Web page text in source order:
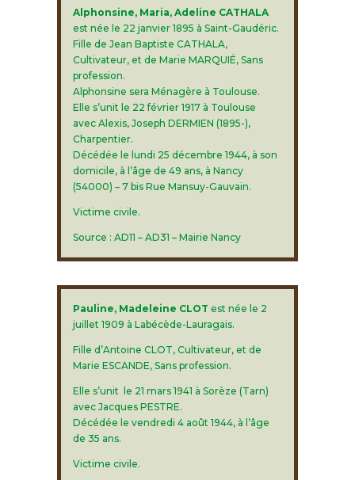
Alphonsine, Maria, Adeline CATHALA
est née le 22 janvier 1895 à Saint-Gaudéric.
Fille de Jean Baptiste CATHALA,
Cultivateur, et de Marie MARQUIÉ, Sans
profession.
Alphonsine sera Ménagère à Toulouse.
Elle s’unit le 22 février 1917 à Toulouse
avec Alexis, Joseph DERMIEN (1895-),
Charpentier.
Décédée le lundi 25 décembre 1944, à son
domicile, à l’âge de 49 ans, à Nancy
(54000) – 7 bis Rue Mansuy-Gauvain.
Victime civile.
Source : AD11 – AD31 – Mairie Nancy
Pauline, Madeleine CLOT est née le 2
juillet 1909 à Labécède-Lauragais.
Fille d’Antoine CLOT, Cultivateur, et de
Marie ESCANDE, Sans profession.
Elle s’unit le 21 mars 1941 à Sorèze (Tarn)
avec Jacques PESTRE.
Décédée le vendredi 4 août 1944, à l’âge
de 35 ans.
Victime civile.